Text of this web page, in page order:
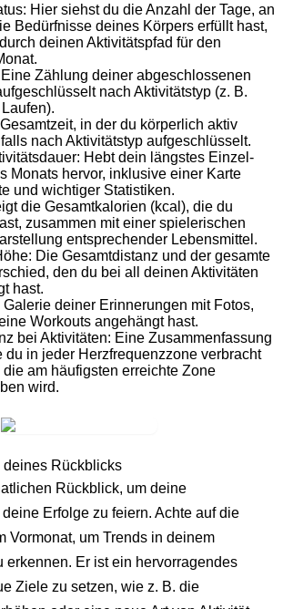
Hier siehst du die Anzahl der Tage, an
Bedürfnisse deines Körpers erfüllt hast,
deinen Aktivitätspfad für den
Eine Zählung deiner abgeschlossenen
nach Aktivitätstyp (z. B.
in der du körperlich aktiv
nach Aktivitätstyp aufgeschlüsselt.
Hebt dein längstes Einzel-
Monats hervor, inklusive einer Karte
und wichtiger Statistiken.
die Gesamtkalorien (kcal), die du
zusammen mit einer spielerischen
entsprechender Lebensmittel.
Die Gesamtdistanz und der gesamte
den du bei all deinen Aktivitäten
hast.
Galerie deiner Erinnerungen mit Fotos,
Workouts angehängt hast.
bei Aktivitäten: Eine Zusammenfassung
du in jeder Herzfrequenzzone verbracht
die am häufigsten erreichte Zone
wird.
deines Rückblicks
Rückblick, um deine
Erfolge zu feiern. Achte auf die
Vormonat, um Trends in deinem
erkennen. Er ist ein hervorragendes
Ziele zu setzen, wie z. B. die